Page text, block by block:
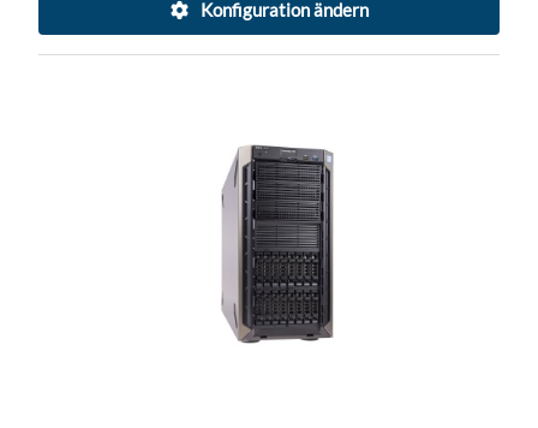
Konfiguration ändern